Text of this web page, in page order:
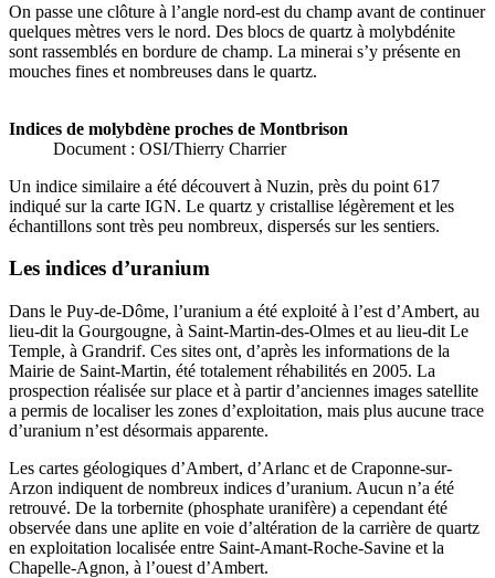
On passe une clôture à l’angle nord-est du champ avant de continuer
quelques mètres vers le nord. Des blocs de quartz à molybdénite
sont rassemblés en bordure de champ. La minerai s’y présente en
mouches fines et nombreuses dans le quartz.
Indices de molybdène proches de Montbrison
Document : OSI/Thierry Charrier
Un indice similaire a été découvert à Nuzin, près du point 617
indiqué sur la carte IGN. Le quartz y cristallise légèrement et les
échantillons sont très peu nombreux, dispersés sur les sentiers.
Les indices d’uranium
Dans le Puy-de-Dôme, l’uranium a été exploité à l’est d’Ambert, au
lieu-dit la Gourgougne, à Saint-Martin-des-Olmes et au lieu-dit Le
Temple, à Grandrif. Ces sites ont, d’après les informations de la
Mairie de Saint-Martin, été totalement réhabilités en 2005. La
prospection réalisée sur place et à partir d’anciennes images satellite
a permis de localiser les zones d’exploitation, mais plus aucune trace
d’uranium n’est désormais apparente.
Les cartes géologiques d’Ambert, d’Arlanc et de Craponne-sur-
Arzon indiquent de nombreux indices d’uranium. Aucun n’a été
retrouvé. De la torbernite (phosphate uranifère) a cependant été
observée dans une aplite en voie d’altération de la carrière de quartz
en exploitation localisée entre Saint-Amant-Roche-Savine et la
Chapelle-Agnon, à l’ouest d’Ambert.